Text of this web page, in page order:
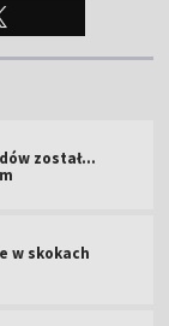
został...
w skokach